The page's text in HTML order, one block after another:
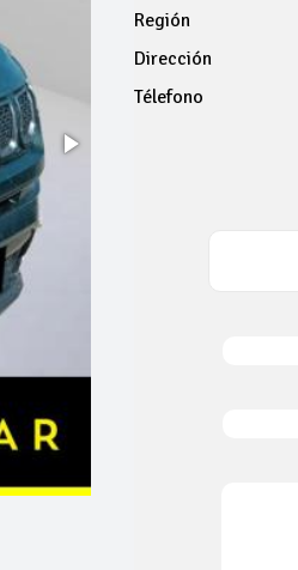
Región
Dirección
Télefono